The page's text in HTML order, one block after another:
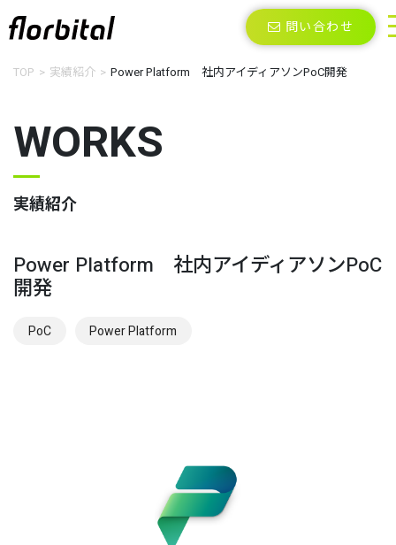
問い合わせ
TOP 実績紹介 Power Platform 社内アイディアソンPoC開発
WORKS
実績紹介
Power Platform 社内アイディアソンPoC
開発
PoC Power Platform